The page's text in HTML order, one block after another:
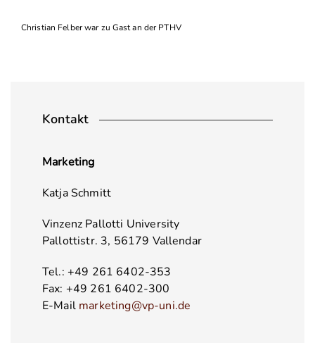
Christian Felber war zu Gast an der PTHV
Kontakt
Marketing
Katja Schmitt
Vinzenz Pallotti University
Pallottistr. 3, 56179 Vallendar
Tel.: +49 261 6402-353
Fax: +49 261 6402-300
E-Mail marketing@vp-uni.de